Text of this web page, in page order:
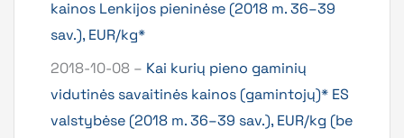
kainos Lenkijos pieninėse (2018 m. 36–39
sav.), EUR/kg*
2018-10-08 – Kai kurių pieno gaminių
vidutinės savaitinės kainos (gamintojų)* ES
valstybėse (2018 m. 36–39 sav.), EUR/kg (be